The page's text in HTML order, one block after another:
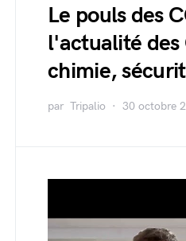
Le pouls des
l'actualité des
chimie,
par Tripalio 30 octobre